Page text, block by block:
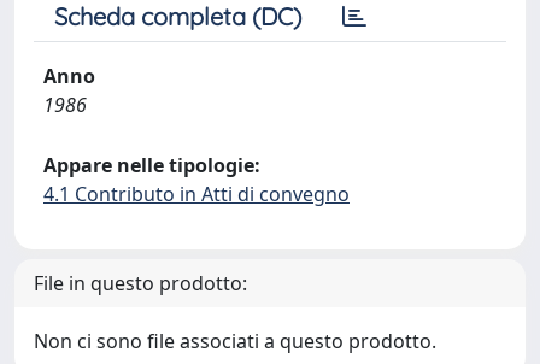
Scheda completa (DC)
Anno
1986
Appare nelle tipologie:
4.1 Contributo in Atti di convegno
File in questo prodotto:
Non ci sono file associati a questo prodotto.